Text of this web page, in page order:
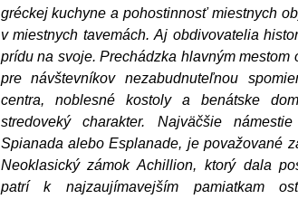
gréckej kuchyne a pohostinnosť miestnych
v miestnych tavemách. Aj obdivovatelia
prídu na svoje. Prechádzka hlavným mestom
pre návštevníkov nezabudnuteľnou
centra, noblesné kostoly a benátske
stredoveký charakter. Najväčšie
Spianada alebo Esplanade, je považované
Neoklasický zámok Achillion, ktorý dala
patrí k najzaujímavejším pamiatkam